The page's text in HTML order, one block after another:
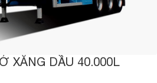
XĂNG DẦU 40.000L